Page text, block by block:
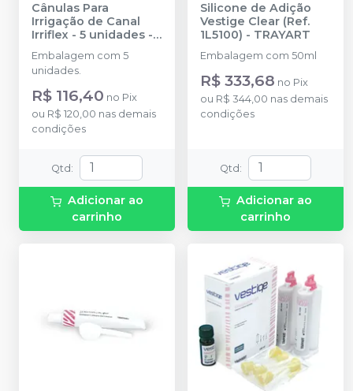
Cânulas Para
Irrigação de Canal
Irriflex - 5 unidades -
PRODUITS DENTAIRES
Embalagem com 5
unidades.
R$ 116,40 no Pix
ou R$ 120,00 nas demais
condições
Qtd:
Adicionar ao
carrinho
Silicone de Adição
Vestige Clear (Ref.
1L5100) - TRAYART
Embalagem com 50ml
R$ 333,68 no Pix
ou R$ 344,00 nas demais
condições
Qtd:
Adicionar ao
carrinho